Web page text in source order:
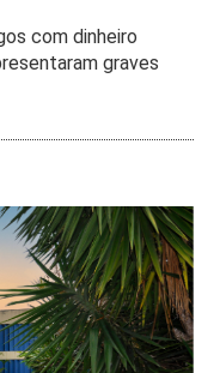
com dinheiro
graves